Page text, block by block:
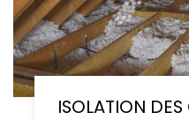
ISOLATION